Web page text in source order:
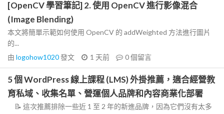
[OpenCV 學習筆記] 2. 使用 OpenCV 進行影像混合
(Image Blending)
本文將簡單示範如何使用 OpenCV 的 addWeighted 方法進行圖片
的...
由 logohow1020發文 1 天前 0個留言
5 個 WordPress 線上課程 (LMS) 外掛推薦，適合經營教
育私域、收集名單、營運個人品牌和內容商業化部署
📝 這次推薦排除一些近 1 至 2 年的新進品牌，因為它們沒有太多